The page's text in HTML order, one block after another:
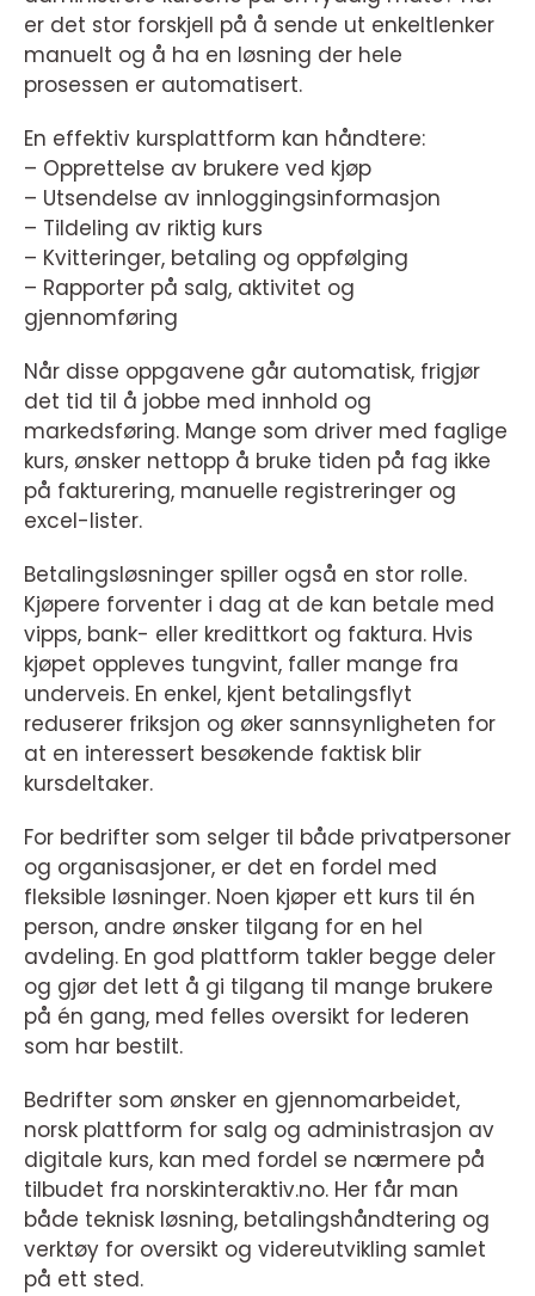
er det stor forskjell på å sende ut enkeltlenker
manuelt og å ha en løsning der hele
prosessen er automatisert.
En effektiv kursplattform kan håndtere:
– Opprettelse av brukere ved kjøp
– Utsendelse av innloggingsinformasjon
– Tildeling av riktig kurs
– Kvitteringer, betaling og oppfølging
– Rapporter på salg, aktivitet og
gjennomføring
Når disse oppgavene går automatisk, frigjør
det tid til å jobbe med innhold og
markedsføring. Mange som driver med faglige
kurs, ønsker nettopp å bruke tiden på fag ikke
på fakturering, manuelle registreringer og
excel-lister.
Betalingsløsninger spiller også en stor rolle.
Kjøpere forventer i dag at de kan betale med
vipps, bank- eller kredittkort og faktura. Hvis
kjøpet oppleves tungvint, faller mange fra
underveis. En enkel, kjent betalingsflyt
reduserer friksjon og øker sannsynligheten for
at en interessert besøkende faktisk blir
kursdeltaker.
For bedrifter som selger til både privatpersoner
og organisasjoner, er det en fordel med
fleksible løsninger. Noen kjøper ett kurs til én
person, andre ønsker tilgang for en hel
avdeling. En god plattform takler begge deler
og gjør det lett å gi tilgang til mange brukere
på én gang, med felles oversikt for lederen
som har bestilt.
Bedrifter som ønsker en gjennomarbeidet,
norsk plattform for salg og administrasjon av
digitale kurs, kan med fordel se nærmere på
tilbudet fra norskinteraktiv.no. Her får man
både teknisk løsning, betalingshåndtering og
verktøy for oversikt og videreutvikling samlet
på ett sted.